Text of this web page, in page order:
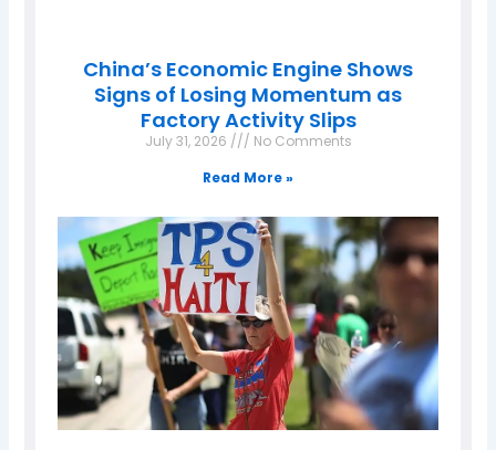
China’s Economic Engine Shows
Signs of Losing Momentum as
Factory Activity Slips
July 31, 2026
No Comments
Read More »